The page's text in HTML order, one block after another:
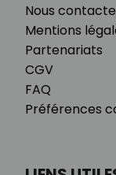
Nous
Mentions
Partenariats
CGV
FAQ
Préférences